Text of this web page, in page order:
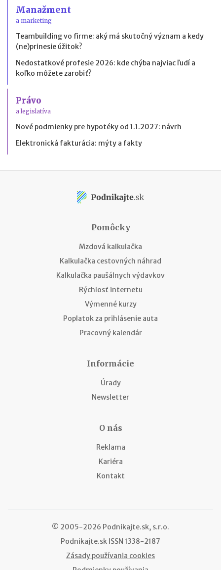
Manažment
a marketing
Teambuilding vo firme: aký má skutočný význam a kedy
(ne)prinesie úžitok?
Nedostatkové profesie 2026: kde chýba najviac ľudí a
koľko môžete zarobiť?
Právo
a legislatíva
Nové podmienky pre hypotéky od 1.1.2027: návrh
Elektronická fakturácia: mýty a fakty
Pomôcky
Mzdová kalkulačka
Kalkulačka cestovných náhrad
Kalkulačka paušálnych výdavkov
Rýchlosť internetu
Výmenné kurzy
Poplatok za prihlásenie auta
Pracovný kalendár
Informácie
Úrady
Newsletter
O nás
Reklama
Kariéra
Kontakt
© 2005-2026 Podnikajte.sk, s.r.o.
Podnikajte.sk ISSN 1338-2187
Zásady používania cookies